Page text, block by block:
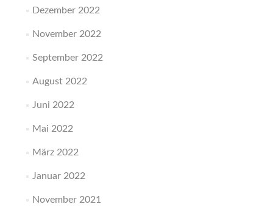
Dezember 2022
November 2022
September 2022
August 2022
Juni 2022
Mai 2022
März 2022
Januar 2022
November 2021